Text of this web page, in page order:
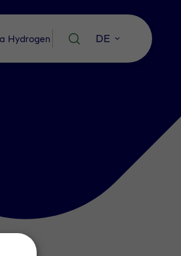
Hydrogen DE